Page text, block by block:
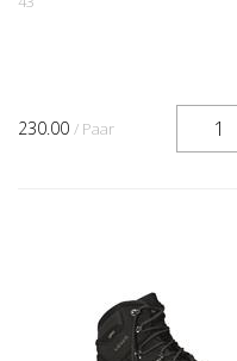
230.00 / Paar